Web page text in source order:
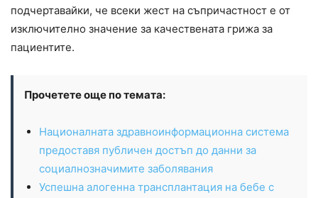
подчертавайки, че всеки жест на съпричастност е от
изключително значение за качествената грижа за
пациентите.
Прочетете още по темата:
Националната здравноинформационна система
предоставя публичен достъп до данни за
социалнозначимите заболявания
Успешна алогенна трансплантация на бебе с